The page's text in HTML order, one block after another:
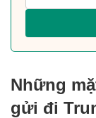
Những
gửi đi